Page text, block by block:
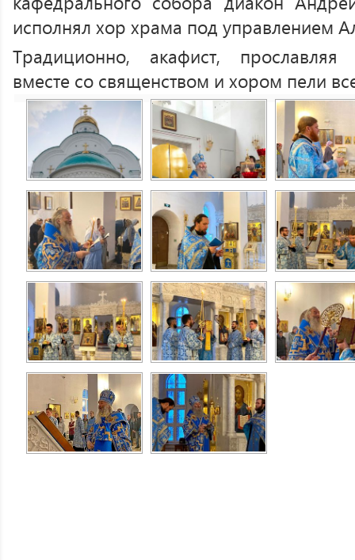
исполнял хор храма под управлением
Традиционно, акафист,
вместе со священством и хором пели